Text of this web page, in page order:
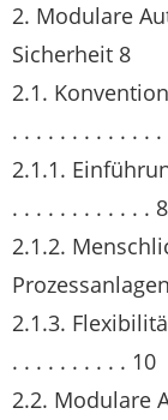
2. Modulare
Sicherheit 8
2.1.
. . . . . . . . . . . . .
2.1.1.
. . . . . . . . . . . . 8
2.1.2.
2.1.3.
. . . . . . . . . . 10
2.2. Modulare